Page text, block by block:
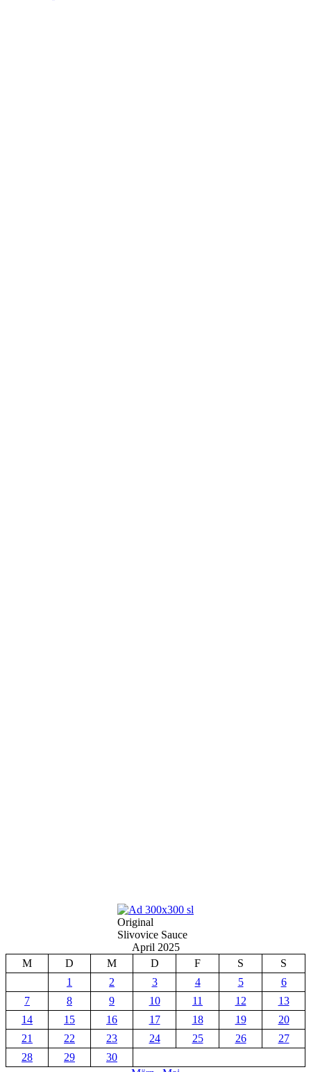
Original
Slivovice Sauce
April 2025
M
D M D F S
S
1
2 3 4 5
6
7
8 9 10 11 12
13
14
15 16 17 18 19
20
21
22 23 24 25 26
27
28
29
30